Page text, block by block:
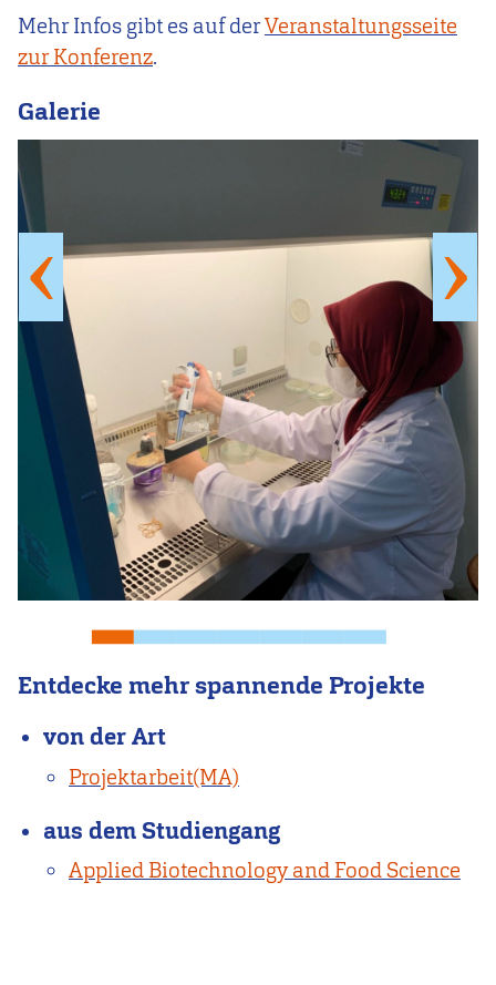
Mehr Infos gibt es auf derVeranstaltungsseite
zur Konferenz.
Galerie
Entdecke mehr spannende Projekte
von der Art
Projektarbeit(MA)
aus dem Studiengang
Applied Biotechnology and Food Science